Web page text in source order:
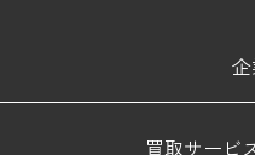
買取サービ